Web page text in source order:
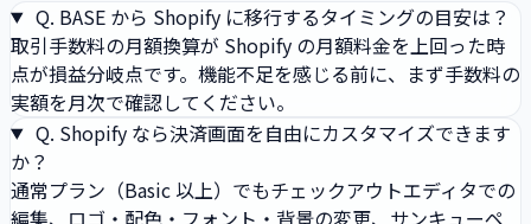
Q. BASE から Shopify に移行するタイミングの目安は？
取引手数料の月額換算が Shopify の月額料金を上回った時
点が損益分岐点です。機能不足を感じる前に、まず手数料の
実額を月次で確認してください。
Q. Shopify なら決済画面を自由にカスタマイズできます
か？
通常プラン（Basic 以上）でもチェックアウトエディタでの
編集、ロゴ・配色・フォント・背景の変更、サンキューペ